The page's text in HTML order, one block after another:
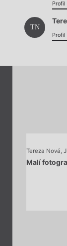
Profil
TN
Profil
Tereza Nová,
Malí